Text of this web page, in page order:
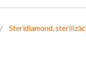
Steridiamond,